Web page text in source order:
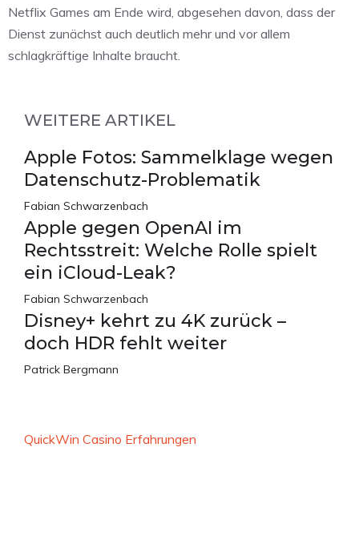
Netflix Games am Ende wird, abgesehen davon, dass der
Dienst zunächst auch deutlich mehr und vor allem
schlagkräftige Inhalte braucht.
WEITERE ARTIKEL
Apple Fotos: Sammelklage wegen
Datenschutz-Problematik
Fabian Schwarzenbach
Apple gegen OpenAI im
Rechtsstreit: Welche Rolle spielt
ein iCloud-Leak?
Fabian Schwarzenbach
Disney+ kehrt zu 4K zurück –
doch HDR fehlt weiter
Patrick Bergmann
QuickWin Casino Erfahrungen